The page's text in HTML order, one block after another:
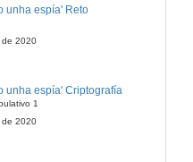
unha espía' Reto
2020
unha espía' Criptografía
1
2020